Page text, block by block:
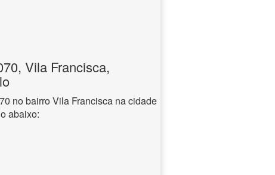
Vila Francisca,
no bairro Vila Francisca na cidade
abaixo: